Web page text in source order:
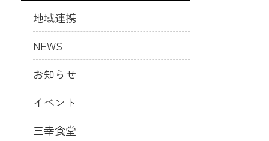
地域連携
NEWS
お知らせ
イベント
三幸食堂